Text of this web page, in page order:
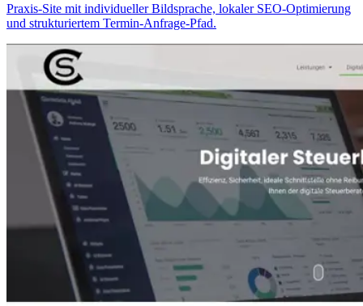
Praxis-Site mit individueller Bildsprache, lokaler SEO-Optimierung
und strukturiertem Termin-Anfrage-Pfad.